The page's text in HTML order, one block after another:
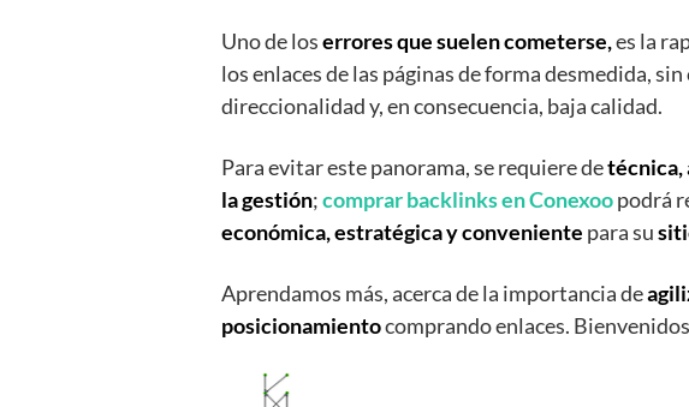
Uno de loserrores que suelen cometerse,es la
los enlaces de las páginas de forma desmedida,
direccionalidad y, en consecuencia, baja calidad.
Para evitar este panorama, se requiere detécnica,
la gestión;comprar backlinks en Conexoopodrá
económica, estratégica y conveniente para su
Aprendamos más, acerca de la importancia de
posicionamientocomprando enlaces.